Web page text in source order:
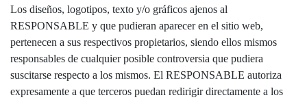
Los diseños, logotipos, texto y/o gráficos ajenos al
RESPONSABLE y que pudieran aparecer en el sitio web,
pertenecen a sus respectivos propietarios, siendo ellos mismos
responsables de cualquier posible controversia que pudiera
suscitarse respecto a los mismos. El RESPONSABLE autoriza
expresamente a que terceros puedan redirigir directamente a los